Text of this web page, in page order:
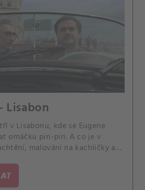
Lisabon
v Lisabonu, kde se Eugene
omáčku piri-piri. A co je v
malování na kachličky a